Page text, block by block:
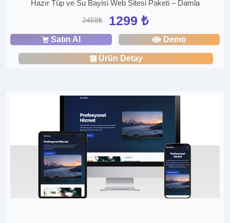
Hazır Tüp ve Su Bayisi Web Sitesi Paketi – Damla
2468₺ 1299 ₺
Satın Al Demo
Ürün Detay